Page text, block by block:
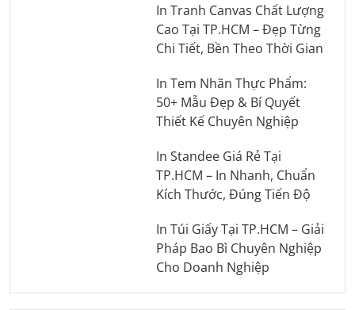
In Tranh Canvas Chất Lượng
Cao Tại TP.HCM – Đẹp Từng
Chi Tiết, Bền Theo Thời Gian
In Tem Nhãn Thực Phẩm:
50+ Mẫu Đẹp & Bí Quyết
Thiết Kế Chuyên Nghiệp
In Standee Giá Rẻ Tại
TP.HCM – In Nhanh, Chuẩn
Kích Thước, Đúng Tiến Độ
In Túi Giấy Tại TP.HCM – Giải
Pháp Bao Bì Chuyên Nghiệp
Cho Doanh Nghiệp